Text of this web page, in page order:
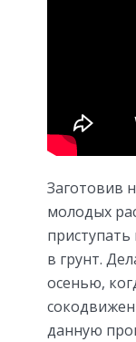
Заготовив
молодых
в грунт.
осенью,
данную